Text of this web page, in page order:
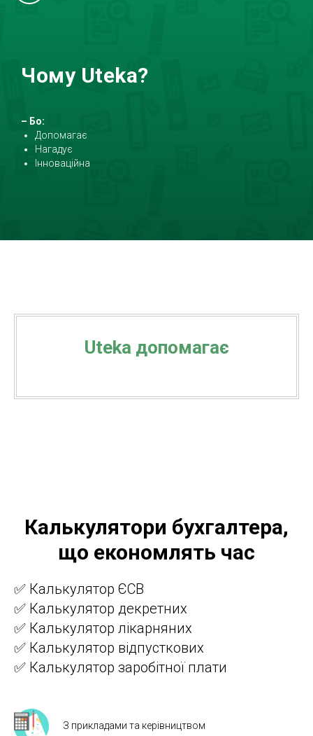
Чому Uteka?
– Бо:
Допомагає
Нагадує
Інноваційна
Uteka допомагає
Калькулятори бухгалтера,
що економлять час
✅ Калькулятор ЄСВ
✅ Калькулятор декретних
✅ Калькулятор лікарняних
✅ Калькулятор відпусткових
✅ Калькулятор заробітної плати
З прикладами та керівництвом